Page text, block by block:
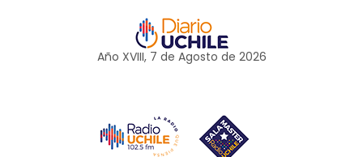
Año XVIII, 7 de Agosto de 2026